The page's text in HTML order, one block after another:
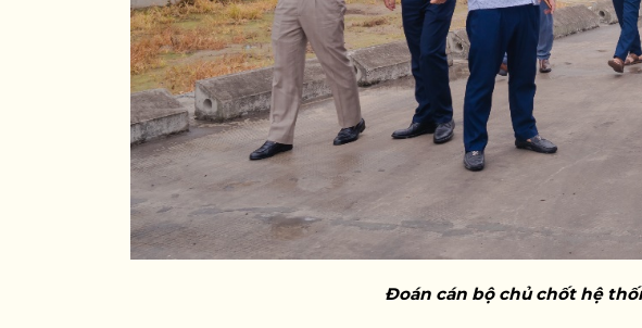
Đoán cán bộ chủ chốt hệ